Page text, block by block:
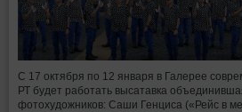
С 17 октября по 12 января в Галерее
РТ будет работать высатавка
фотохудожников: Саши Генциса («Рейс в